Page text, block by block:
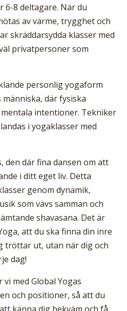
8 deltagare. När du
av värme, trygghet och
skräddarsydda klasser med
privatpersoner som
personlig yogaform
där fysiska
intentioner. Tekniker
i yogaklasser med
den där fina dansen om att
i ditt eget liv. Detta
genom dynamik,
som vävs samman och
shavasana. Det är
att du ska finna din inre
tröttar ut, utan när dig och
dag!
med Global Yogas
och positioner, så att du